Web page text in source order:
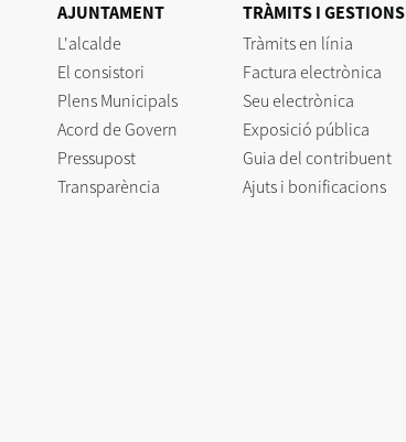
AJUNTAMENT
L'alcalde
El consistori
Plens Municipals
Acord de Govern
Pressupost
Transparència
TRÀMITS I GESTIONS
Tràmits en línia
Factura electrònica
Seu electrònica
Exposició pública
Guia del contribuent
Ajuts i bonificacions